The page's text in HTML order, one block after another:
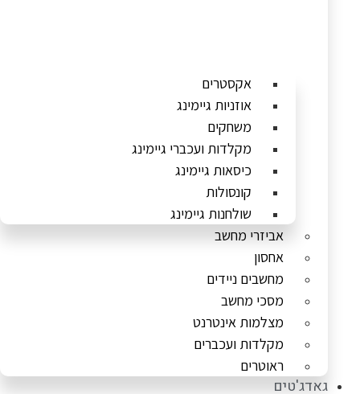
אקסטרים
אוזניות גיימינג
משחקים
מקלדות ועכברי גיימינג
כיסאות גיימינג
קונסולות
שולחנות גיימינג
אביזרי מחשב
אחסון
מחשבים ניידים
מסכי מחשב
מצלמות אינטרנט
מקלדות ועכברים
ראוטרים
גאדג'טים